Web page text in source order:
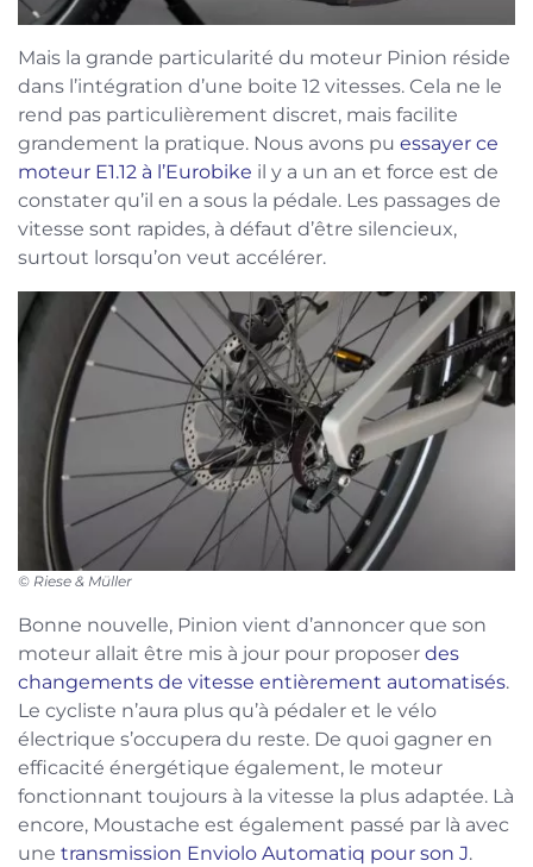
Mais la grande particularité du moteur Pinion réside
dans l’intégration d’une boite 12 vitesses. Cela ne le
rend pas particulièrement discret, mais facilite
grandement la pratique. Nous avons pu essayer ce
moteur E1.12 à l’Eurobike il y a un an et force est de
constater qu’il en a sous la pédale. Les passages de
vitesse sont rapides, à défaut d’être silencieux,
surtout lorsqu’on veut accélérer.
© Riese & Müller
Bonne nouvelle, Pinion vient d’annoncer que son
moteur allait être mis à jour pour proposer des
changements de vitesse entièrement automatisés.
Le cycliste n’aura plus qu’à pédaler et le vélo
électrique s’occupera du reste. De quoi gagner en
efficacité énergétique également, le moteur
fonctionnant toujours à la vitesse la plus adaptée. Là
encore, Moustache est également passé par là avec
une transmission Enviolo Automatiq pour son J.